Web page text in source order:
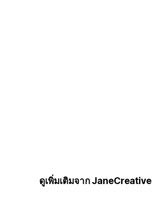
ดูเพิ่มเติมจาก JaneCreative